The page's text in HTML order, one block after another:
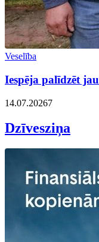
Veselība
Iespēja palīdzēt
14.07.20267
Dzīvesziņa